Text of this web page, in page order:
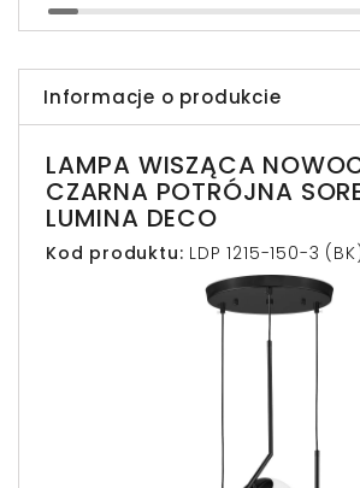
Informacje o produkcie
LAMPA WISZĄCA
CZARNA POTRÓJNA
LUMINA DECO
Kod produktu: LDP 1215-150-3